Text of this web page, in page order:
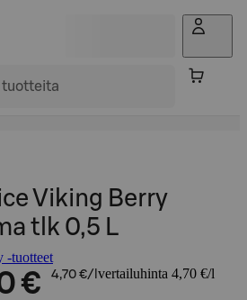
Viking Berry
tlk 0,5 L
-tuotteet
€ 4,70 €/l vertailuhinta 4,70 €/l